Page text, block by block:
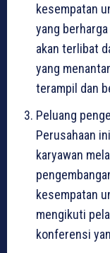
kesempatan
yang
akan terlibat
yang
terampil dan
Peluang
Perusahaan
karyawan
kesempatan
mengikuti
konferensi